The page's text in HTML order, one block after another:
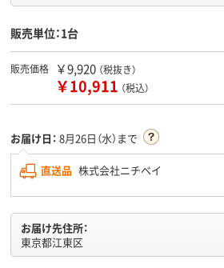
販売単位：1台
販売価格 ￥9,920 （税抜き）
￥10,911 （税込）
お届け日： 8月26日（水）まで
直送品 株式会社ニチベイ
お届け先住所：
東京都江東区